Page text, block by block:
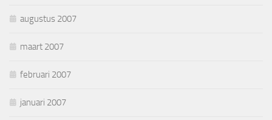
augustus 2007
maart 2007
februari 2007
januari 2007